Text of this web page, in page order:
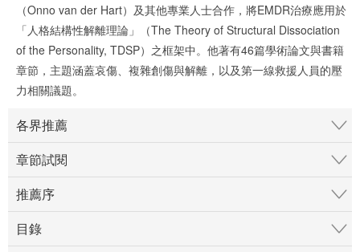
（Onno van der Hart）及其他專業人士合作，將EMDR治療應用於
「人格結構性解離理論」（The Theory of Structural Dissociation
of the Personality, TDSP）之框架中。他著有46篇學術論文與書籍
章節，主題涵蓋哀傷、複雜創傷與解離，以及第一線救援人員的壓
力相關議題。
各界推薦
章節試閱
推薦序
目錄